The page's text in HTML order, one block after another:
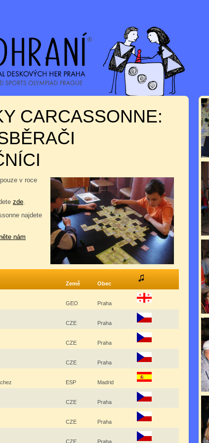
CARCASSONNE:
v roce
zde.
najdete
nám
Země Obec
GEO Praha
CZE Praha
CZE Praha
CZE Praha
ESP Madrid
CZE Praha
CZE Praha
CZE Praha